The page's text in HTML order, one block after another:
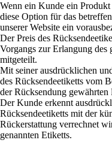
Wenn ein Kunde ein
diese Option für das
unserer Website ein
Der Preis des
Vorgangs zur Erlangung des
mitgeteilt.
Mit seiner ausdrücklichen
des Rücksendeetiketts vom
der Rücksendung gewährten
Der Kunde erkennt
Rücksendeetiketts mit der
Rückerstattung verrechnet
genannten Etiketts.